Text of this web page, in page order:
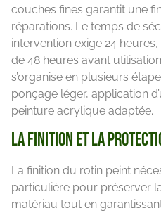
couches fines garantit une
réparations. Le temps de
intervention exige 24
de 48 heures avant
s’organise en plusieurs
ponçage léger, application
peinture acrylique adaptée.
La finition et la
La finition du rotin peint
particulière pour préserver
matériau tout en